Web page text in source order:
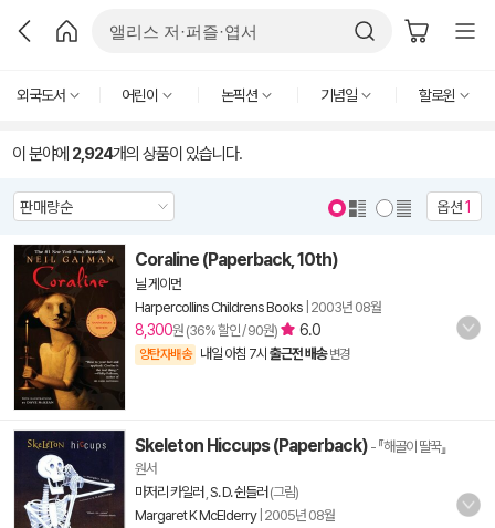
외국도서 어린이 논픽션 기념일 할로윈
이 분야에 2,924개의 상품이 있습니다.
옵션1
Coraline (Paperback, 10th)
닐 게이먼
Harpercollins Childrens Books 2003년 08월
8,300원 (36% 할인 / 90원) 6.0
양탄자배송 내일 아침 7시 출근전 배송 변경
Skeleton Hiccups (Paperback) - 『해골이 딸꾹』
원서
마저리 카일러 S. D. 쉰들러 (그림)
Margaret K McElderry 2005년 08월